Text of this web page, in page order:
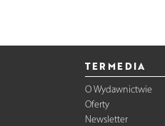
TERMEDIA
O Wydawnictwie
Oferty
Newsletter